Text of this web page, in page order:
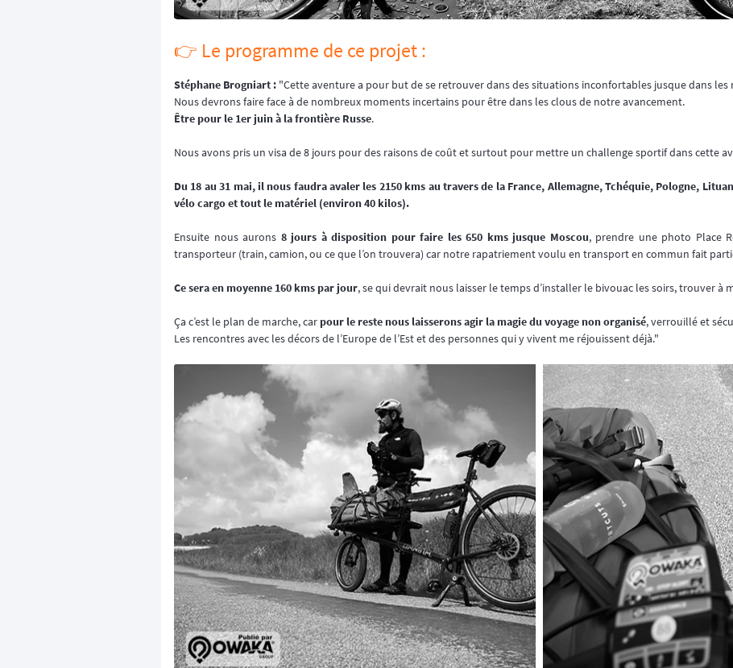
👉️ Le programme de ce projet :
Stéphane Brogniart : "Cette aventure a pour but de se retrouver dans des situations inconfortables jusque dans les
Nous devrons faire face à de nombreux moments incertains pour être dans les clous de notre avancement.
Être pour le 1er juin à la frontière Russe.
Nous avons pris un visa de 8 jours pour des raisons de coût et surtout pour mettre un challenge sportif dans cette
Du 18 au 31 mai, il nous faudra avaler les 2150 kms au travers de la France, Allemagne, Tchéquie, Pologne,
vélo cargo et tout le matériel (environ 40 kilos).
Ensuite nous aurons 8 jours à disposition pour faire les 650 kms jusque Moscou, prendre une photo Place
transporteur (train, camion, ou ce que l’on trouvera) car notre rapatriement voulu en transport en commun fait
Ce sera en moyenne 160 kms par jour, se qui devrait nous laisser le temps d’installer le bivouac les soirs, trouver à
Ça c’est le plan de marche, car pour le reste nous laisserons agir la magie du voyage non organisé, verrouillé et
Les rencontres avec les décors de l’Europe de l’Est et des personnes qui y vivent me réjouissent déjà."